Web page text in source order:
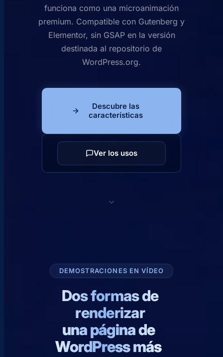
funciona como una microanimación
premium. Compatible con Gutenberg y
Elementor, sin GSAP en la versión
destinada al repositorio de
WordPress.org.
Descubre las
características
Ver los usos
DEMOSTRACIONES EN VÍDEO
Dos formas de
renderizar
una página de
WordPress más